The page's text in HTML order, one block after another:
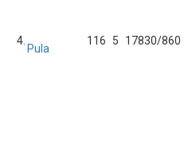
4.
Pula
116 5 17830/860